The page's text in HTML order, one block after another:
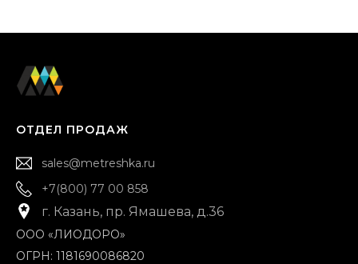
ОТДЕЛ ПРОДАЖ
sales@metreshka.ru
+7(800) 77 00 858
г. Казань, пр. Ямашева, д.36
ООО «ЛИОДОРО»
ОГРН: 1181690086820